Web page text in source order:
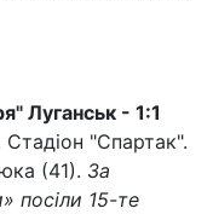
Луганськ - 1:1
"Спартак".
(41). За
посіли 15-те